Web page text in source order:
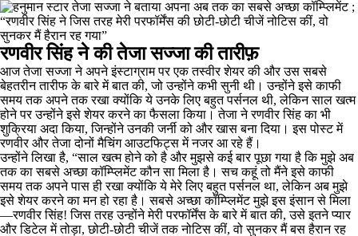
रणवीर सिंह ने की तेजा सज्जा की तारीफ़
आज तेजा सज्जा ने अपने इंस्टाग्राम पर एक तस्वीर शेयर की और उस सबसे
बेहतरीन तारीफ के बारे में बात की, जो उन्होंने कभी सुनी थी। उन्होंने इसे काफी
समय तक अपने तक रखा क्योंकि ये उनके लिए बहुत पर्सनल थी, लेकिन साल खत्म
होने पर उन्होंने इसे शेयर करने का फैसला किया। तेजा ने रणवीर सिंह का भी
शुक्रिया अदा किया, जिन्होंने उनकी जर्नी को और खास बना दिया। इस पोस्ट में
रणवीर और तेजा दोनों मैचिंग आउटफिट्स में नजर आ रहे हैं।
उन्होंने लिखा है, “साल खत्म होने को है और मुझसे कई बार पूछा गया है कि मुझे अब
तक का सबसे अच्छा कॉम्प्लिमेंट कौन सा मिला है। सच कहूं तो मैंने इसे काफी
समय तक अपने पास ही रखा क्योंकि ये मेरे लिए बहुत पर्सनल था, लेकिन अब मुझे
इसे शेयर करने का मन हो रहा है। सबसे अच्छा कॉम्प्लिमेंट मुझे इस इंसान से मिला
—रणवीर सिंह! जिस तरह उन्होंने मेरी परफॉर्मेंस के बारे में बात की, उसे इतने प्यार
और डिटेल में तोड़ा, छोटी-छोटी चीजें तक नोटिस कीं, वो सुनकर मैं बस हैरान रह